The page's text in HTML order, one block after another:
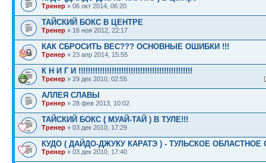
Тренер » 06 окт 2014, 06:20
ТАЙСКИЙ БОКС В ЦЕНТРЕ
Тренер » 16 ноя 2012, 22:17
КАК СБРОСИТЬ ВЕС??? ОСНОВНЫЕ ОШИБКИ !!!
Тренер » 23 апр 2014, 15:55
К Н И Г И !!!!!!!!!!!!!!!!!!!!!!!!!!!!!!!!!!!!!!!!!!!!!!!!
Тренер » 29 дек 2010, 02:55
АЛЛЕЯ СЛАВЫ
Тренер » 28 фев 2013, 10:02
ТАЙСКИЙ БОКС ( МУАЙ-ТАЙ ) В ТУЛЕ!!!
Тренер » 03 дек 2010, 17:29
КУДО ( ДАЙДО-ДЖУКУ КАРАТЭ ) - ТУЛЬСКОЕ ОБЛАСТНОЕ
Тренер » 03 дек 2010, 17:40